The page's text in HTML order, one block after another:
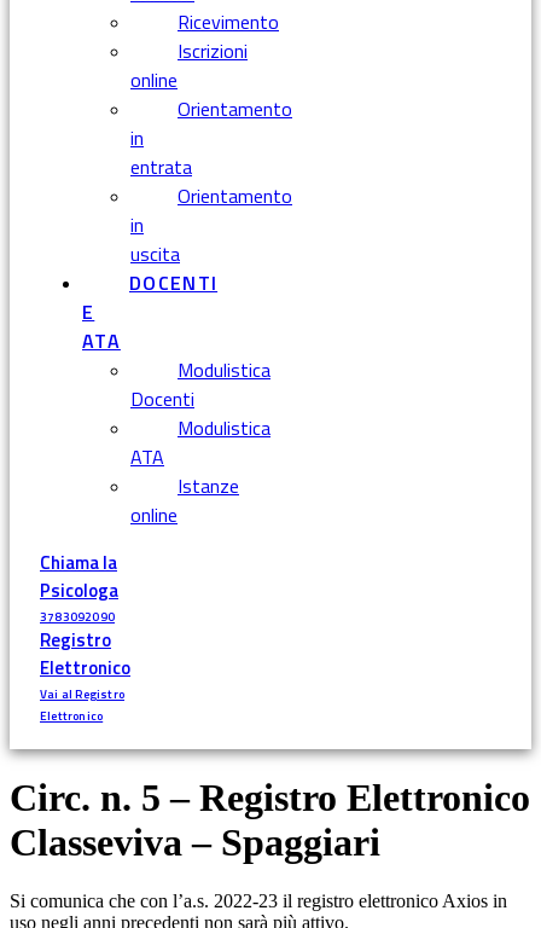
Ricevimento
Iscrizioni
online
Orientamento
in
entrata
Orientamento
in
uscita
DOCENTI
E
ATA
Modulistica
Docenti
Modulistica
ATA
Istanze
online
Chiama la
Psicologa
3783092090
Registro
Elettronico
Vai al Registro
Elettronico
Circ. n. 5 – Registro Elettronico
Classeviva – Spaggiari
Si comunica che con l’a.s. 2022-23 il registro elettronico Axios in
uso negli anni precedenti non sarà più attivo.